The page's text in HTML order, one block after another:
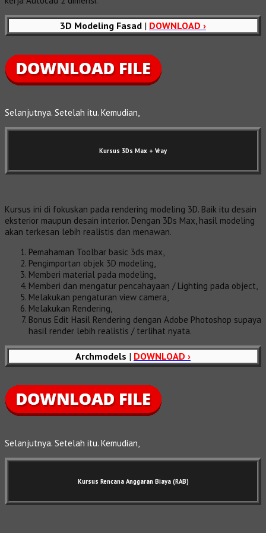
3D Modeling Fasad | DOWNLOAD ›
Selanjutnya. Setelah itu. Kemudian,
Kursus 3Ds Max + Vray
Kursus ini di fokuskan pada rendering modeling 3D. Baik itu desain
eksterior maupun desain interior. Dengan 3Ds Max, hasil modeling
akan terkesan lebih realistis dan menawan.
Pemahaman Toolbar basic 3ds max,
Pengimportan objek 3D modeling,
Memberi material pada modeling,
Memberi dan mengatur pencahayaan / Lighting pada object,
Melakukan pengaturan view camera,
Melakukan Rendering,
Bonus Edit Hasil Rendering dengan Adobe Photoshop supaya
hasil render lebih realistis / terlihat nyata.
Archmodels | DOWNLOAD ›
Selanjutnya. Setelah itu. Kemudian,
Kursus Rencana Anggaran Biaya (RAB)